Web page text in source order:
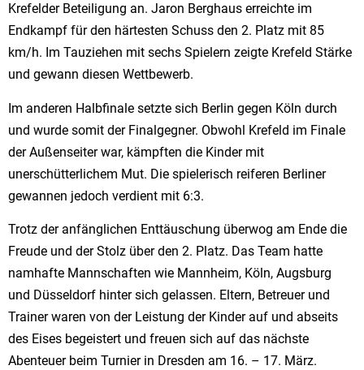
Krefelder Beteiligung an. Jaron Berghaus erreichte im
Endkampf für den härtesten Schuss den 2. Platz mit 85
km/h. Im Tauziehen mit sechs Spielern zeigte Krefeld Stärke
und gewann diesen Wettbewerb.
Im anderen Halbfinale setzte sich Berlin gegen Köln durch
und wurde somit der Finalgegner. Obwohl Krefeld im Finale
der Außenseiter war, kämpften die Kinder mit
unerschütterlichem Mut. Die spielerisch reiferen Berliner
gewannen jedoch verdient mit 6:3.
Trotz der anfänglichen Enttäuschung überwog am Ende die
Freude und der Stolz über den 2. Platz. Das Team hatte
namhafte Mannschaften wie Mannheim, Köln, Augsburg
und Düsseldorf hinter sich gelassen. Eltern, Betreuer und
Trainer waren von der Leistung der Kinder auf und abseits
des Eises begeistert und freuen sich auf das nächste
Abenteuer beim Turnier in Dresden am 16. – 17. März.